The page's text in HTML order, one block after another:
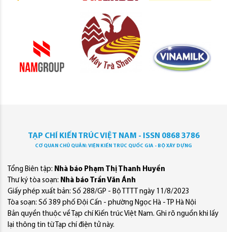
TẠP CHÍ KIẾN TRÚC VIỆT NAM - ISSN 0868 3786
CƠ QUAN CHỦ QUẢN: VIỆN KIẾN TRÚC QUỐC GIA - BỘ XÂY DỰNG
Tổng Biên tập: Nhà báo Phạm Thị Thanh Huyền
Thư ký tòa soạn: Nhà báo Trần Văn Ánh
Giấy phép xuất bản: Số 288/GP - Bộ TTTT ngày 11/8/2023
Tòa soạn: Số 389 phố Đội Cấn - phường Ngọc Hà - TP Hà Nội
Bản quyền thuộc về Tạp chí Kiến trúc Việt Nam. Ghi rõ nguồn khi lấy
lại thông tin từ Tạp chí điện tử này.